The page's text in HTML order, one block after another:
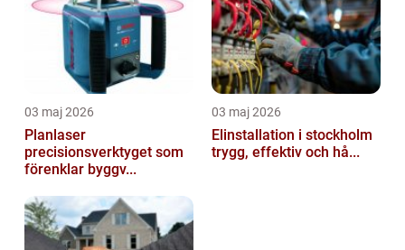
03 maj 2026
Planlaser
precisionsverktyget som
förenklar byggv...
03 maj 2026
Elinstallation i stockholm
trygg, effektiv och hå...